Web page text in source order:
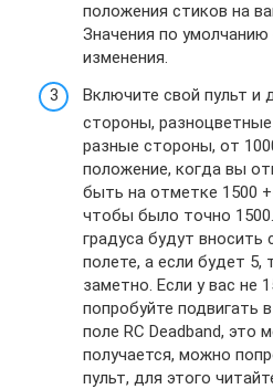
положения стиков на
Значения по
изменения.
Включите свой пульт и
стороны,
разные стороны, от
положение, когда вы
быть на отметке 1500
чтобы было точно
градуса будут вносить
полете, а если будет
заметно. Если у вас не
попробуйте подвигать
поле RC Deadband, это
получается, можно
пульт, для этого